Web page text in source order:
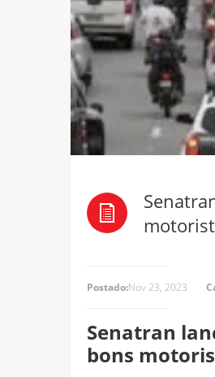
Postado:Nov 23, 2023
Senatran
bons